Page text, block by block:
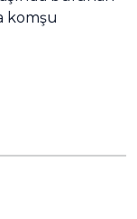
komşu